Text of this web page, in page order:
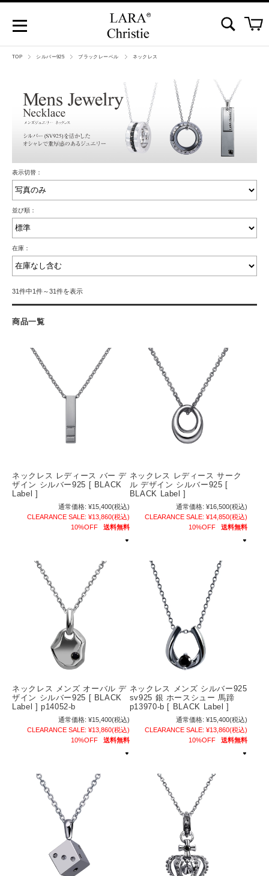
TOP シルバー925 ブラックレーベル ネックレス
表示切替：
並び順：
在庫：
31件中1件～31件を表示
商品一覧
ネックレス レディース バー デ
ザイン シルバー925 [ BLACK
Label ]
通常価格: ¥15,400(税込)
CLEARANCE SALE: ¥13,860(税込)
10%OFF
送料無料
ネックレス レディース サーク
ル デザイン シルバー925 [
BLACK Label ]
通常価格: ¥16,500(税込)
CLEARANCE SALE: ¥14,850(税込)
10%OFF
送料無料
ネックレス メンズ オーバル デ
ザイン シルバー925 [ BLACK
Label ] p14052-b
通常価格: ¥15,400(税込)
CLEARANCE SALE: ¥13,860(税込)
10%OFF
送料無料
ネックレス メンズ シルバー925
sv925 銀 ホースシュー 馬蹄
p13970-b [ BLACK Label ]
通常価格: ¥15,400(税込)
CLEARANCE SALE: ¥13,860(税込)
10%OFF
送料無料